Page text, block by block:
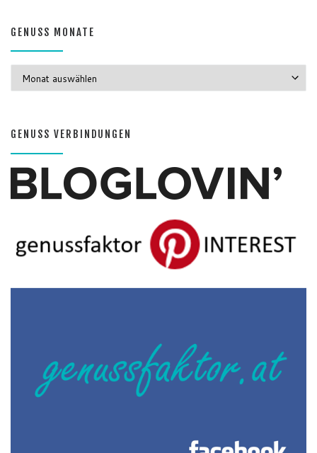
GENUSS MONATE
GENUSS VERBINDUNGEN